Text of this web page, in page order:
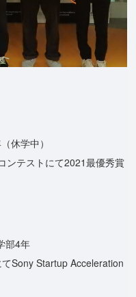
休学中）
ンテストにて2021最優秀賞
部4年
Sony Startup Acceleration